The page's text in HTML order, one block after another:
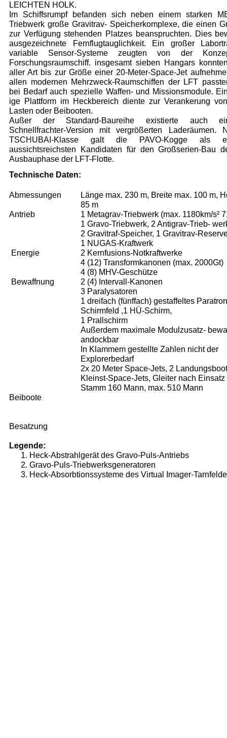
LEICHTEN HOLK.
Im Schiffsrumpf befanden sich neben einem starken
Triebwerk große Gravitrav- Speicher­kom­plexe, die einen
zur Verfügung stehenden Platzes beanspruchten. Dies
ausgezeich­nete Fernflugtauglichkeit. Ein großer
variable Sensor-Systeme zeugten von der
Forschungsraumschiff. insgesamt sieben Hangars
aller Art bis zur Größe einer 20-Meter-Space-Jet
allen modernen Mehr­zweck­-Raumschiffen der LFT
bei Bedarf auch spezielle Waffen- und Missionsmodule.
ige Plattform im Heckbereich diente zur Verankerung
Lasten oder Beibooten.
Außer der Standard-Baureihe existierte auch
Schnellfrachter-Version mit vergrößerten Laderäumen.
TSCHUBAI-Klasse galt die PAVO-Kogge als
aussichtsreichsten Kandidaten für den Groß­serien-Bau
Ausbauphase der LFT-Flotte.
Technische Daten:
Abmessungen
Antrieb
Energie
Bewaffnung
Beiboote
Besatzung
Länge max. 230 m, Breite max. 100 m,
85 m
1 Metagrav-Triebwerk (max. 1180km/s²
1 Gravo-Triebwerk, 2 Antigrav-Trieb-
2 Gravitraf-Speicher, 1 Gravitrav-
1 NUGAS-Kraftwerk
2 Kernfusions-Notkraftwerke
4 (12) Transformkanonen (max. 2000Gt)
4 (8) MHV-Geschütze
2 (4) Intervall-Kanonen
3 Paralysatoren
1 dreifach (fünffach) gestaffeltes
Schirmfeld ,1 HÜ-Schirm,
1 Prallschirm
Außerdem maximale Modulzusatz-
andockbar
In Klammem gestellte Zahlen nicht der
Explorerbedarf
2x 20 Meter Space-Jets, 2
Kleinst-Space-Jets, Gleiter nach
Stamm 160 Mann, max. 510 Mann
Legende:
Heck-Abstrahlgerät des Gravo-Puls-Antriebs
Gravo-Puls-Triebwerksgeneratoren
Heck-Absorbtionssysteme des Virtual Imager-